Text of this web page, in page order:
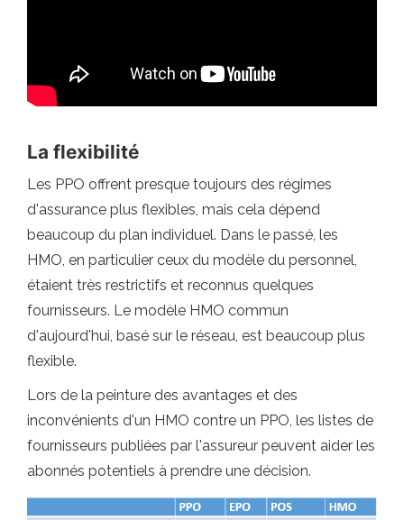
La flexibilité
Les PPO offrent presque toujours des régimes
d'assurance plus flexibles, mais cela dépend
beaucoup du plan individuel. Dans le passé, les
HMO, en particulier ceux du modèle du personnel,
étaient très restrictifs et reconnus quelques
fournisseurs. Le modèle HMO commun
d'aujourd'hui, basé sur le réseau, est beaucoup plus
flexible.
Lors de la peinture des avantages et des
inconvénients d'un HMO contre un PPO, les listes de
fournisseurs publiées par l'assureur peuvent aider les
abonnés potentiels à prendre une décision.